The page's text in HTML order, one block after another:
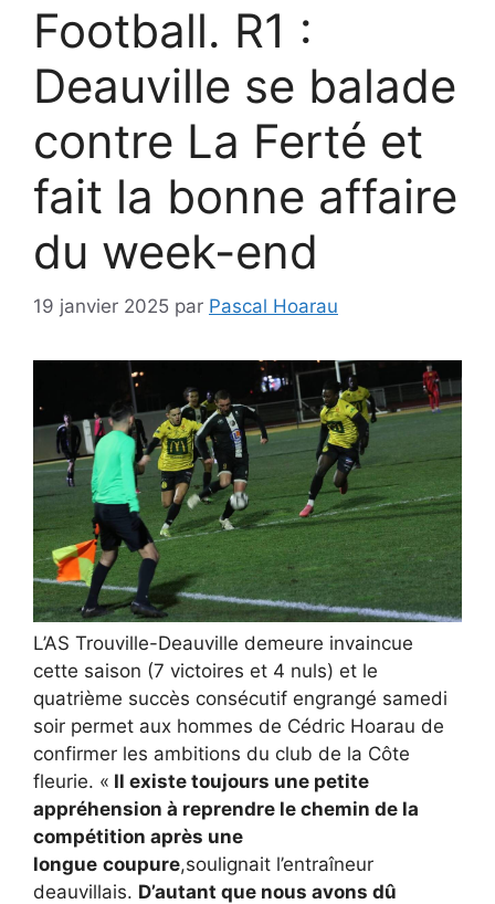
Football. R1 :
Deauville se balade
contre La Ferté et
fait la bonne affaire
du week-end
19 janvier 2025 par Pascal Hoarau
L’AS Trouville-Deauville demeure invaincue
cette saison (7 victoires et 4 nuls) et le
quatrième succès consécutif engrangé samedi
soir permet aux hommes de Cédric Hoarau de
confirmer les ambitions du club de la Côte
fleurie. « Il existe toujours une petite
appréhension à reprendre le chemin de la
compétition après une
longue coupure,soulignait l’entraîneur
deauvillais. D’autant que nous avons dû